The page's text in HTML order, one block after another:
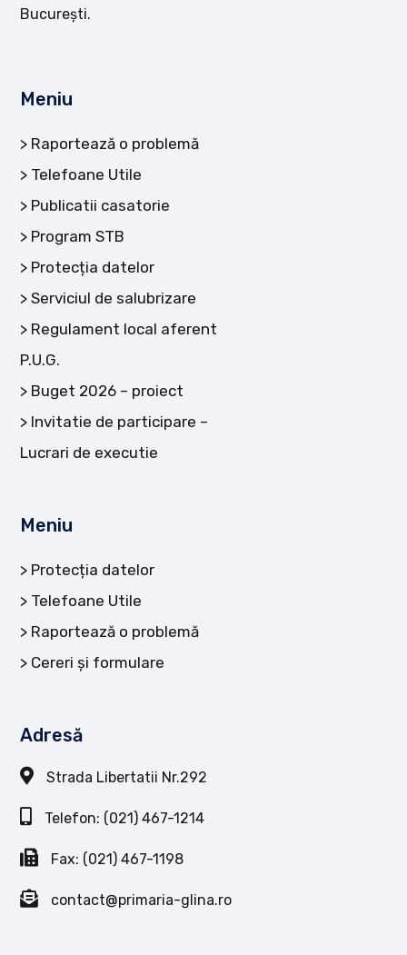
București.
Meniu
Raportează o problemă
Telefoane Utile
Publicatii casatorie
Program STB
Protecția datelor
Serviciul de salubrizare
Regulament local aferent
P.U.G.
Buget 2026 – proiect
Invitatie de participare –
Lucrari de executie
Meniu
Protecția datelor
Telefoane Utile
Raportează o problemă
Cereri și formulare
Adresă
Strada Libertatii Nr.292
Telefon: (021) 467-1214
Fax: (021) 467-1198
contact@primaria-glina.ro